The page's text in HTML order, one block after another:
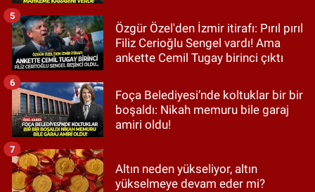
Özgür Özel'den İzmir itirafı: Pırıl pırıl
Filiz Cerioğlu Sengel vardı! Ama
ankette Cemil Tugay birinci çıktı
5
Foça Belediyesi’nde koltuklar bir bir
boşaldı: Nikah memuru bile garaj
amiri oldu!
6
Altın neden yükseliyor, altın
yükselmeye devam eder mi?
7